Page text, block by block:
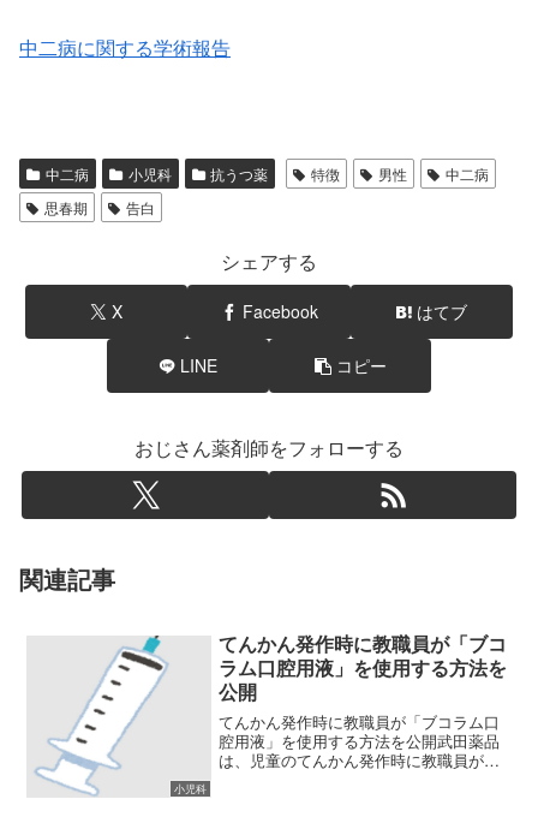
中二病に関する学術報告
中二病 小児科 抗うつ薬 特徴 男性
中二病
思春期
告白
シェアする
X Facebook はてブ
LINE コピー
おじさん薬剤師をフォローする
関連記事
小児科
てんかん発作時に教職員が「ブコ
ラム口腔用液」を使用する方法を
公開
てんかん発作時に教職員が「ブコラム口
腔用液」を使用する方法を公開武田薬品
は、児童のてんかん発作時に教職員が